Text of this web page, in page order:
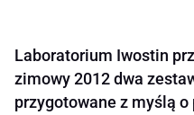
Laboratorium Iwostin
zimowy 2012 dwa
przygotowane z myślą o